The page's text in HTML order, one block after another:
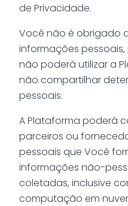
de Privacidade.
Você não é obrigado
informações
não poderá utilizar a
não compartilhar
pessoais.
A Plataforma poderá
parceiros ou
pessoais que Você
informações não-
coletadas, inclusive
computação em